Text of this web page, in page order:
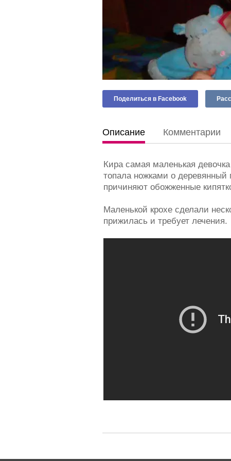
Поделиться в Facebook
Описание Комментарии
Кира самая маленькая
топала ножками о деревянный
причиняют обожженные
Маленькой крохе сделали
прижилась и требует лечения.